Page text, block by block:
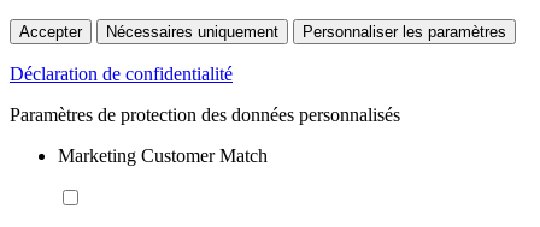
Accepter Nécessaires uniquement Personnaliser les paramètres
Déclaration de confidentialité
Paramètres de protection des données personnalisés
Marketing Customer Match